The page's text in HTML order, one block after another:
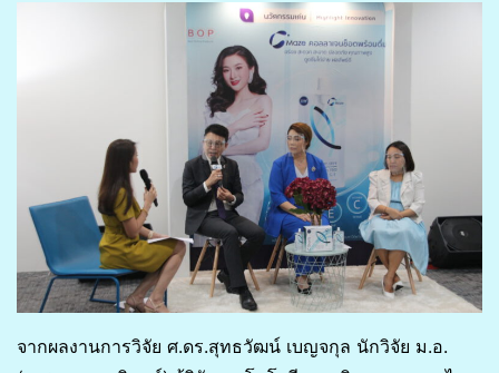
จากผลงานการวิจัย ศ.ดร.สุทธวัฒน์ เบญจกุล นักวิจัย ม.อ.